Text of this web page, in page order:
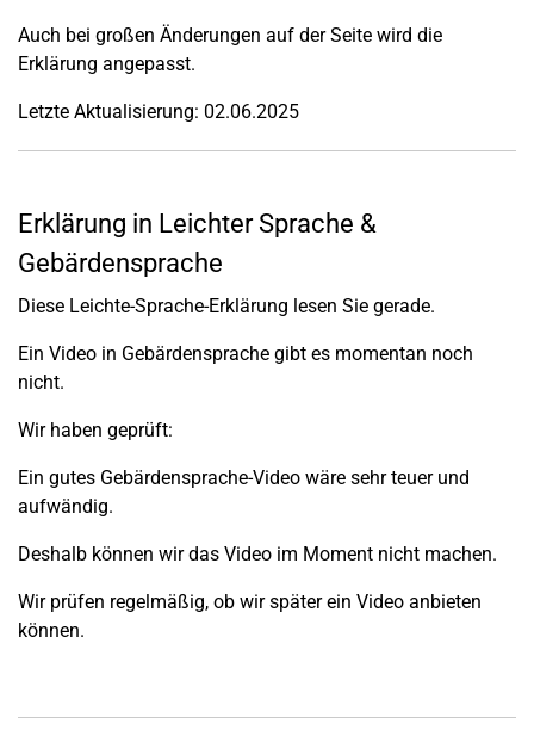
Auch bei großen Änderungen auf der Seite wird die
Erklärung angepasst.
Letzte Aktualisierung: 02.06.2025
Erklärung in Leichter Sprache &
Gebärdensprache
Diese Leichte-Sprache-Erklärung lesen Sie gerade.
Ein Video in Gebärdensprache gibt es momentan noch
nicht.
Wir haben geprüft:
Ein gutes Gebärdensprache-Video wäre sehr teuer und
aufwändig.
Deshalb können wir das Video im Moment nicht machen.
Wir prüfen regelmäßig, ob wir später ein Video anbieten
können.